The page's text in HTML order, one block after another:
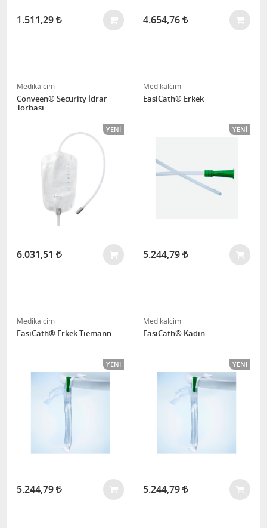
1.511,29 4.654,76
Medikalcim
Conveen® Security İdrar
Torbası
YENI
6.031,51
Medikalcim
EasiCath® Erkek
YENI
5.244,79
Medikalcim
EasiCath® Erkek Tiemann
YENI
5.244,79
Medikalcim
EasiCath® Kadın
YENI
5.244,79